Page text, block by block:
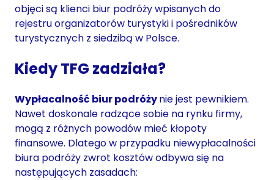
objęci są klienci biur podróży wpisanych do
rejestru organizatorów turystyki i pośredników
turystycznych z siedzibą w Polsce.
Kiedy TFG zadziała?
Wypłacalność biur podróżynie jest pewnikiem.
Nawet doskonale radzące sobie na rynku firmy,
mogą z różnych powodów mieć kłopoty
finansowe. Dlatego w przypadku niewypłacalności
biura podróży zwrot kosztów odbywa się na
następujących zasadach: